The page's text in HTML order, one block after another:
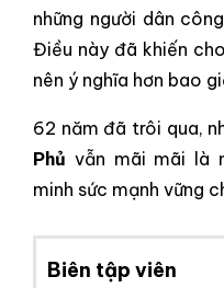
những người dân
Điều này đã khiến
nên ý nghĩa hơn bao
62 năm đã trôi qua,
Phủ vẫn mãi mãi là
minh sức mạnh vững
Biên tập viên